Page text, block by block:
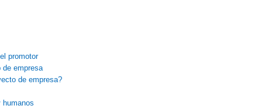
promotor
de empresa
de empresa?
humanos